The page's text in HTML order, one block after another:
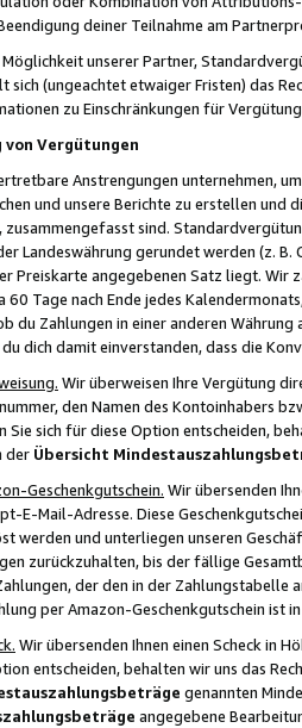
deiner Teilnahme am
unserer Partner,
sich (ungeachtet etwaiger Fristen) das
zu Einschränkungen für
von Vergütungen
Anstrengungen unternehmen,
und unsere Berichte zu erstellen und
zusammengefasst sind.
Landeswährung gerundet werden (z.
Preiskarte angegebenen Satz liegt.
60 Tage nach Ende jedes
du Zahlungen in einer anderen
dich damit einverstanden, dass die
Wir überweisen Ihre Vergütung
den Namen des Kontoinhabers
sich für diese Option entscheiden,
der Übersicht
Geschenkgutschein. Wir übersenden
E-Mail-Adresse. Diese
werden und unterliegen unseren
zurückzuhalten, bis der fällige
der den in der
per Amazon-Geschenkgutschein ist
Wir übersenden Ihnen einen Scheck in
entscheiden, behalten wir uns das
genannten
angegebene